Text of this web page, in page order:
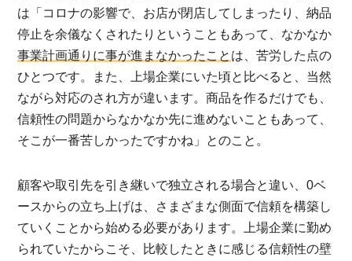
は「コロナの影響で、お店が閉店してしまったり、納品
停止を余儀なくされたりということもあって、なかなか
事業計画通りに事が進まなかったこと は、苦労した点の
ひとつです。また、上場企業にいた頃と比べると、当然
ながら対応のされ方が違います。商品を作るだけでも、
信頼性の問題からなかなか先に進めないこともあって、
そこが一番苦しかったですかね」とのこと。
顧客や取引先を引き継いで独立される場合と違い、0ベ
ースからの立ち上げは、さまざまな側面で信頼を構築し
ていくことから始める必要があります。上場企業に勤め
られていたからこそ、比較したときに感じる信頼性の壁